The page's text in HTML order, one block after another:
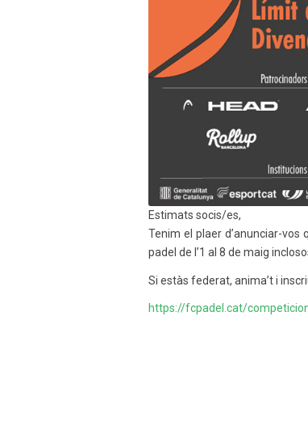
Estimats socis/es,
Tenim el plaer d’anunciar-vos
padel de l’1 al 8 de maig
Si estàs federat, anima’t i
https://fcpadel.cat/